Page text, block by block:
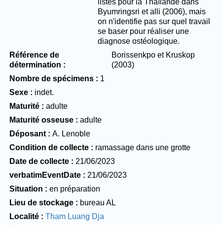
Byumringsri et alli (2006), mais
on n'identifie pas sur quel travail
se baser pour réaliser une
diagnose ostéologique.
Référence de
détermination
Borissenkpo et Kruskop
(2003)
Nombre de spécimens
1
Sexe
indet.
Maturité
adulte
Maturité osseuse
adulte
Déposant
A. Lenoble
Condition de collecte
ramassage dans une grotte
Date de collecte
21/06/2023
verbatimEventDate
21/06/2023
Situation
en préparation
Lieu de stockage
bureau AL
Localité
Tham Luang Dja